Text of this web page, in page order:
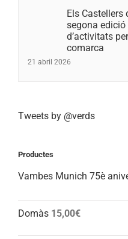
Els
segona
d’activitats
comarca
21 abril 2026
Tweets by @verds
Productes
Vambes Munich 75è
Domàs 15,00€